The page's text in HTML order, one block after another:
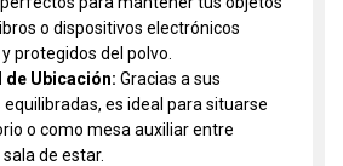
o dispositivos electrónicos
protegidos del polvo.
Ubicación: Gracias a sus
es ideal para situarse
o como mesa auxiliar entre
de estar.